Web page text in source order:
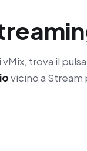
trova il
vicino a Stream